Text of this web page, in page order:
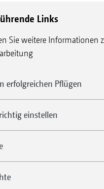
Links
Sie weitere Informationen
erfolgreichen Pflügen
einstellen